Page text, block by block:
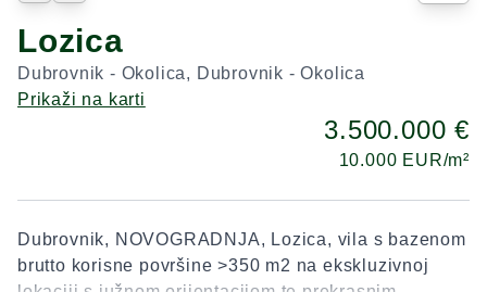
Lozica
Dubrovnik - Okolica, Dubrovnik - Okolica
Prikaži na karti
3.500.000 €
10.000 EUR/m²
Dubrovnik, NOVOGRADNJA, Lozica, vila s bazenom
brutto korisne površine >350 m2 na ekskluzivnoj